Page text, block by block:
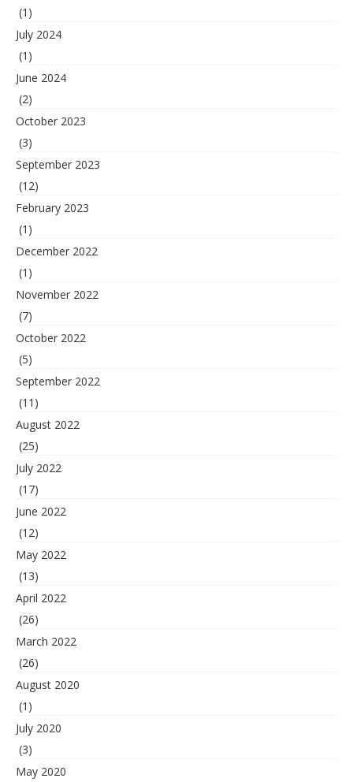
(1)
July 2024
(1)
June 2024
(2)
October 2023
(3)
September 2023
(12)
February 2023
(1)
December 2022
(1)
November 2022
(7)
October 2022
(5)
September 2022
(11)
August 2022
(25)
July 2022
(17)
June 2022
(12)
May 2022
(13)
April 2022
(26)
March 2022
(26)
August 2020
(1)
July 2020
(3)
May 2020